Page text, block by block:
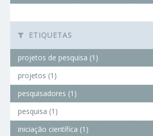
ETIQUETAS
projetos de pesquisa (1)
projetos (1)
pesquisadores (1)
pesquisa (1)
iniciação científica (1)